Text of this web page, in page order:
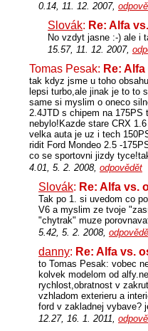
0.14, 11. 12. 2007,
Slovák: Re: Alfa
No vzdyt jasne :-) ale i
15.57, 11. 12. 2007,
Tomas Pesak: Re:
tak kdyz jsme u toho
lepsi turbo,ale jinak je to to
same si myslim o oneco
2.4JTD s chipem na 175PS
nebylo!Kazde stare CRX
velka auta je uz i tech
ridit Ford Mondeo 2.5 -
co se sportovni jizdy
4.01, 5. 2. 2008, odpovědět
Slovák: Re: Alfa vs.
Tak po 1. si uvedom co
V6 a myslim ze tvoje
"chytrak" muze
5.42, 5. 2. 2008,
danny: Re: Alfa vs.
to Tomas Pesak: vobec
kolvek modelom od
rychlost,obratnost v
vzhladom exterieru a
ford v zakladnej vybave?
12.27, 16. 1. 2011,